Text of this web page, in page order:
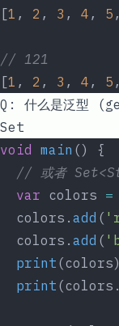
[1 , 2 , 3 , 4 , 5
// 121
[1 , 2 , 3 , 4 , 5
Q: 什么是泛型
Set
void main () {
// 或者
  var
colors =
  colors.
add (
  colors.
add (
  print
  print
(colors.